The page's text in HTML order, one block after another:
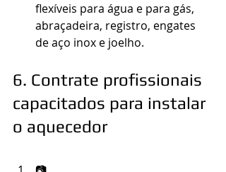
flexíveis para água e para gás,
abraçadeira, registro, engates
de aço inox e joelho.
6. Contrate profissionais
capacitados para instalar
o aquecedor